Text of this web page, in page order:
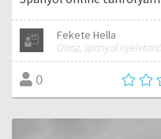
Fekete Hella
0